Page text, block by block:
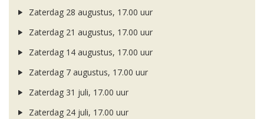
Zaterdag 28 augustus, 17.00 uur
Zaterdag 21 augustus, 17.00 uur
Zaterdag 14 augustus, 17.00 uur
Zaterdag 7 augustus, 17.00 uur
Zaterdag 31 juli, 17.00 uur
Zaterdag 24 juli, 17.00 uur